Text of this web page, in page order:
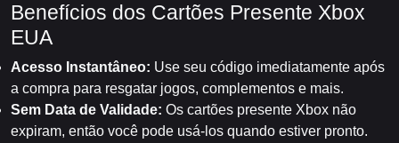
Benefícios dos Cartões Presente Xbox
EUA
Acesso Instantâneo: Use seu código imediatamente após
a compra para resgatar jogos, complementos e mais.
Sem Data de Validade: Os cartões presente Xbox não
expiram, então você pode usá-los quando estiver pronto.